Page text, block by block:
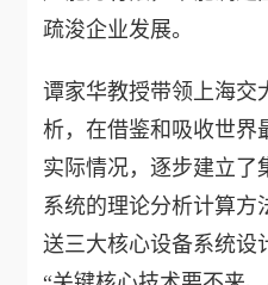
疏浚企业发展。
谭家华教授带领上海交
析，在借鉴和吸收世界
实际情况，逐步建立了
系统的理论分析计算方
送三大核心设备系统设